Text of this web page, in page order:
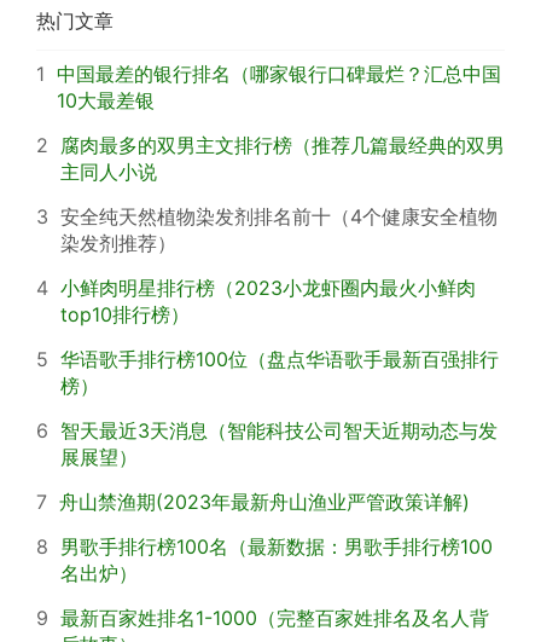
热门文章
1 中国最差的银行排名（哪家银行口碑最烂？汇总中国
10大最差银
2 腐肉最多的双男主文排行榜（推荐几篇最经典的双男
主同人小说
3 安全纯天然植物染发剂排名前十（4个健康安全植物
染发剂推荐）
4 小鲜肉明星排行榜（2023小龙虾圈内最火小鲜肉
top10排行榜）
5 华语歌手排行榜100位（盘点华语歌手最新百强排行
榜）
6 智天最近3天消息（智能科技公司智天近期动态与发
展展望）
7 舟山禁渔期(2023年最新舟山渔业严管政策详解)
8 男歌手排行榜100名（最新数据：男歌手排行榜100
名出炉）
9 最新百家姓排名1-1000（完整百家姓排名及名人背